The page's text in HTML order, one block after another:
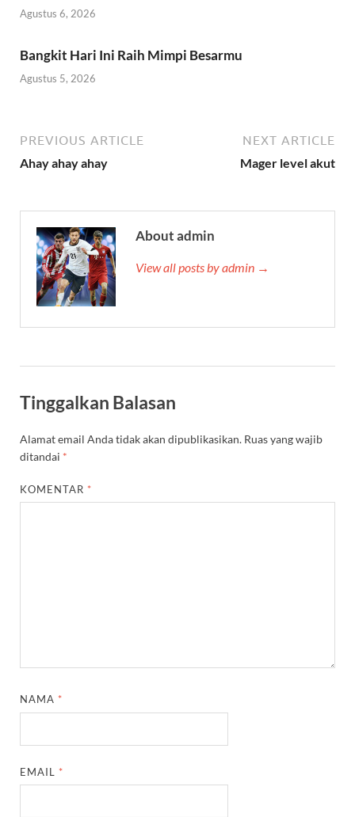
Agustus 6, 2026
Bangkit Hari Ini Raih Mimpi Besarmu
Agustus 5, 2026
PREVIOUS ARTICLE
Ahay ahay ahay
NEXT ARTICLE
Mager level akut
About admin
View all posts by admin →
Tinggalkan Balasan
Alamat email Anda tidak akan dipublikasikan. Ruas yang wajib
ditandai *
KOMENTAR *
NAMA *
EMAIL *